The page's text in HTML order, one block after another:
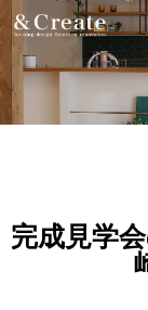
完成見学